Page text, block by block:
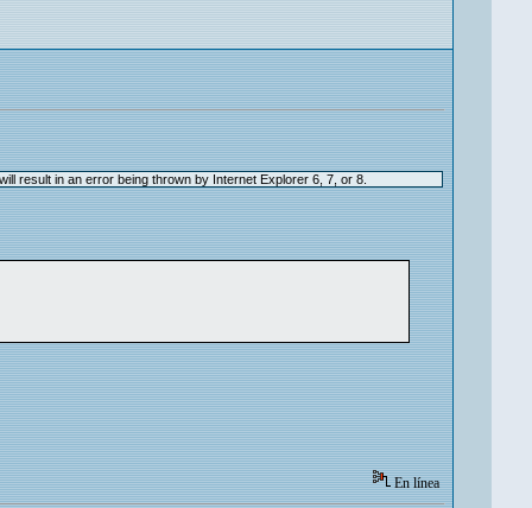
result in an error being thrown by Internet Explorer 6, 7, or 8.
En línea